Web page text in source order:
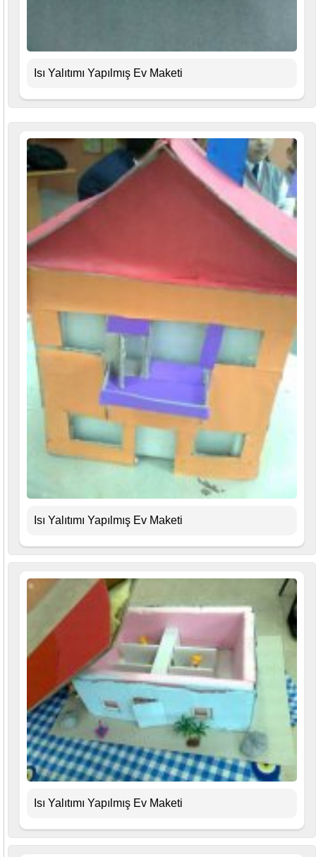
Isı Yalıtımı Yapılmış Ev Maketi
Isı Yalıtımı Yapılmış Ev Maketi
Isı Yalıtımı Yapılmış Ev Maketi